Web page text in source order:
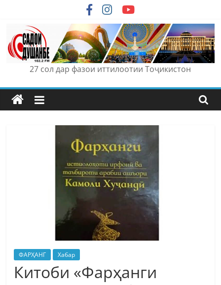
content
27 сол дар фазои иттилоотии Тоҷикистон
ФАРҲАНГ Хабар
Китоби «Фарҳанги